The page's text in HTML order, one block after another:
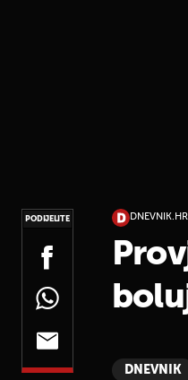
PODIJELITE DNEVNIK.HR
DNEVNIK